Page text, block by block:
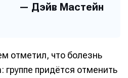
— Дэйв Мастейн
отметил, что болезнь
группе придётся отменить